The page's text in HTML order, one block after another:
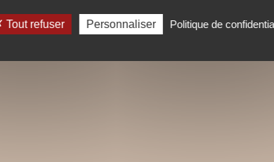
Tout refuser Personnaliser Politique de